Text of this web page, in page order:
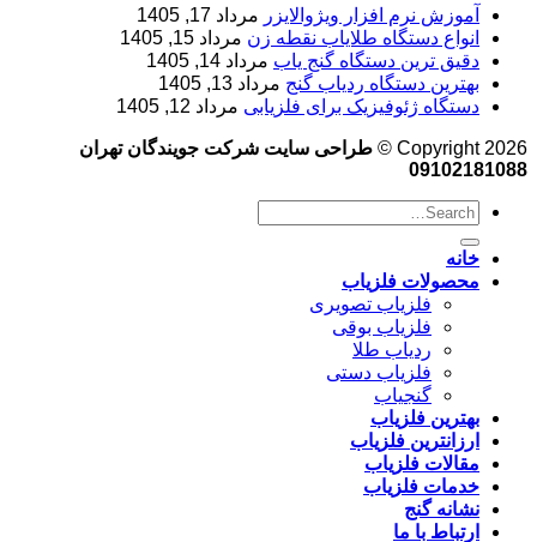
آموزش نرم‌ افزار ویژوالایزر مرداد 17, 1405
انواع دستگاه طلایاب نقطه زن مرداد 15, 1405
دقیق ترین دستگاه گنج یاب مرداد 14, 1405
بهترین دستگاه ردیاب گنج مرداد 13, 1405
دستگاه ژئوفیزیک برای فلزیابی مرداد 12, 1405
Copyright 2026 ©
طراحی سایت شرکت جویندگان تهران
09102181088
خانه
محصولات فلزیاب
فلزیاب تصویری
فلزیاب بوقی
ردیاب طلا
فلزیاب دستی
گنجیاب
بهترین فلزیاب
ارزانترین فلزیاب
مقالات فلزیاب
خدمات فلزیاب
نشانه گنج
ارتباط با ما